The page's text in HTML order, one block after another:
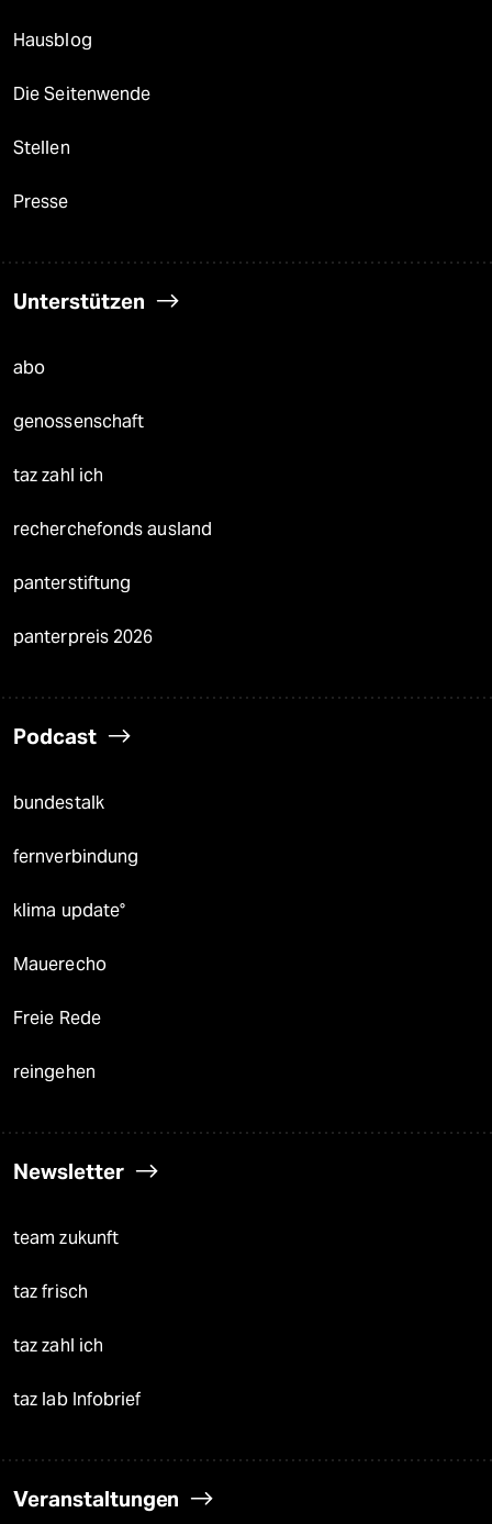
Hausblog
Die Seitenwende
Stellen
Presse
Unterstützen
abo
genossenschaft
taz zahl ich
recherchefonds ausland
panterstiftung
panterpreis 2026
Podcast
bundestalk
fernverbindung
klima update°
Mauerecho
Freie Rede
reingehen
Newsletter
team zukunft
taz frisch
taz zahl ich
taz lab Infobrief
Veranstaltungen